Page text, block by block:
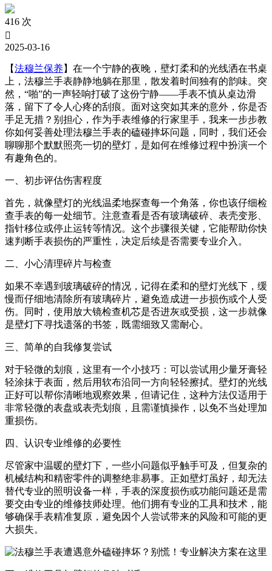
温州市鹿城区锦绣路1067号置信广场10层1015室（需提前预约）
哈尔滨市道里区友谊西路600号富力中心T2座写字楼29层03室（需提前预约）
大连市中山区人民路15号国际金融大厦7层G室（需提前预约）
佛山市禅城区季华五路57号万科金融中心C座12层1205室（需提前预约）
东莞市东城街道鸿福东路1号民盈国贸中心T1写字楼9层907室（需提前预约）
无锡市梁溪区人民中路139号恒隆广场写字楼1座11层1104室（需提前预约）
武汉市江汉区解放大道686号世界贸易大厦38层09室（需提前预约）
南宁市青秀区金湖路59号地王大厦12楼1224室（需提前预约）
合肥市蜀山区潜山路111号万象城华润大厦B座12楼03室（需提前预约）
烟台市芝罘区胜利路139号万达金融中心A座907室（需提前预约）
长春市朝阳区西安大路727号中银大厦A座(旺进大厦)18层09室（需提前预约）
贵阳市南明区都司高架桥路33号亨特国际金融中心14楼14D（需提前预约）
西安市碑林区南关正街88号华侨城长安国际中心E座6楼10室（需提前预约）
海口市龙华区金贸东路5号海口华润大厦B座17层1707室（需提前预约）
唐山市路南区新华东道100号万达广场写字楼A座10层1002室（需提前预约）
重庆市解放碑渝中区民权路28号英利国际金融中心写字楼20层01室（需提前预约）
黑龙江省大庆市萨尔图区会战大街法穆兰售后服务中心（需提前预约）
黑龙江省鹤岗市向阳区红军路法穆兰售后服务中心（需提前预约）
黑龙江省黑河市爱辉区中央街法穆兰售后服务中心（需提前预约）
黑龙江省佳木斯市向阳区长安路法穆兰售后服务中心（需提前预约）
416 次

2025-03-16
【法穆兰保养】在一个宁静的夜晚，壁灯柔和的光线洒在书桌
上，法穆兰手表静静地躺在那里，散发着时间独有的韵味。突
然，“啪”的一声轻响打破了这份宁静——手表不慎从桌边滑
落，留下了令人心疼的刮痕。面对这突如其来的意外，你是否
手足无措？别担心，作为手表维修的行家里手，我来一步步教
你如何妥善处理法穆兰手表的磕碰摔坏问题，同时，我们还会
聊聊那个默默照亮一切的壁灯，是如何在维修过程中扮演一个
有趣角色的。
一、初步评估伤害程度
首先，就像壁灯的光线温柔地探查每一个角落，你也该仔细检
查手表的每一处细节。注意查看是否有玻璃破碎、表壳变形、
指针移位或停止运转等情况。这个步骤很关键，它能帮助你快
速判断手表损伤的严重性，决定后续是否需要专业介入。
二、小心清理碎片与检查
如果不幸遇到玻璃破碎的情况，记得在柔和的壁灯光线下，缓
慢而仔细地清除所有玻璃碎片，避免造成进一步损伤或个人受
伤。同时，使用放大镜检查机芯是否进灰或受损，这一步就像
是壁灯下寻找遗落的书签，既需细致又需耐心。
三、简单的自我修复尝试
对于轻微的划痕，这里有一个小技巧：可以尝试用少量牙膏轻
轻涂抹于表面，然后用软布沿同一方向轻轻擦拭。壁灯的光线
正好可以帮你清晰地观察效果，但请记住，这种方法仅适用于
非常轻微的表盘或表壳划痕，且需谨慎操作，以免不当处理加
重损伤。
四、认识专业维修的必要性
尽管家中温暖的壁灯下，一些小问题似乎触手可及，但复杂的
机械结构和精密零件的调整绝非易事。正如壁灯虽好，却无法
替代专业的照明设备一样，手表的深度损伤或功能问题还是需
要交由专业的维修技师处理。他们拥有专业的工具和技术，能
够确保手表精准复原，避免因个人尝试带来的风险和可能的更
大损失。